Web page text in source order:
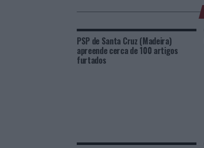
PSP de Santa Cruz (Madeira)
apreende cerca de 100 artigos
furtados